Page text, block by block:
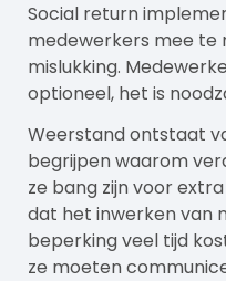
Social return
medewerkers mee te
mislukking.
optioneel, het is
Weerstand ontstaat
begrijpen waarom
ze bang zijn voor
dat het inwerken van
beperking veel tijd
ze moeten